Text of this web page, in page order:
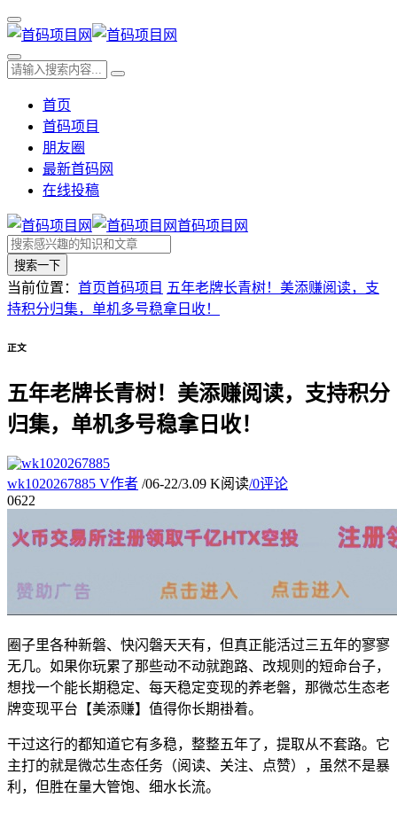
首页
首码项目
朋友圈
最新首码网
在线投稿
首码项目网
搜索一下
当前位置： 首页首码项目 五年老牌长青树！美添赚阅读，支
持积分归集，单机多号稳拿日收！
正文
五年老牌长青树！美添赚阅读，支持积分
归集，单机多号稳拿日收！
wk1020267885 V作者 /06-22/3.09 K阅读/0评论
0622
圈子里各种新磐、快闪磐天天有，但真正能活过三五年的寥寥
无几。如果你玩累了那些动不动就跑路、改规则的短命台子，
想找一个能长期稳定、每天稳定变现的养老磐，那微芯生态老
牌变现平台【美添赚】值得你长期褂着。
干过这行的都知道它有多稳，整整五年了，提取从不套路。它
主打的就是微芯生态任务（阅读、关注、点赞），虽然不是暴
利，但胜在量大管饱、细水长流。